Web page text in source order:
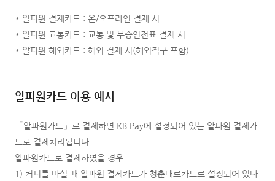
* 알파원 결제카드 : 온/오프라인 결제 시
* 알파원 교통카드 : 교통 및 무승인전표 결제 시
* 알파원 해외카드 : 해외 결제 시(해외직구 포함)
알파원카드 이용 예시
「알파원카드」로 결제하면 KB Pay에 설정되어 있는 알파원 결제카
드로 결제처리됩니다.
알파원카드로 결제하였을 경우
1) 커피를 마실 때 알파원 결제카드가 청춘대로카드로 설정되어 있다